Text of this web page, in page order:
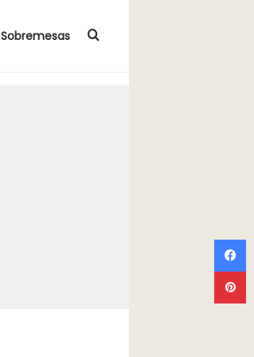
Sobremesas Procurar por